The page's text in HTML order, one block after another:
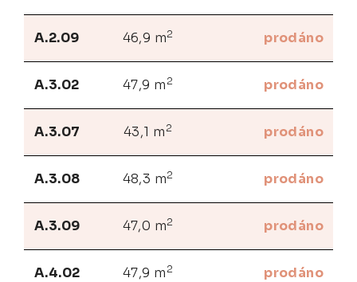
A.2.09 46,9 m2 prodáno
A.3.02 47,9 m 2 prodáno
A.3.07 43,1 m 2 prodáno
A.3.08 48,3 m2 prodáno
A.3.09 47,0 m2 prodáno
A.4.02 47,9 m 2 prodáno